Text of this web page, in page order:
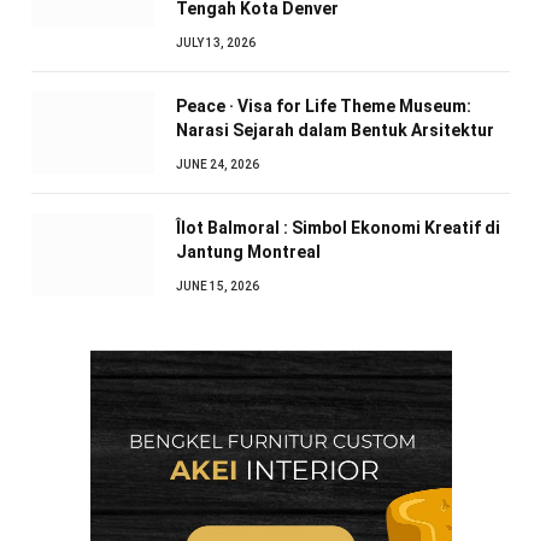
Tengah Kota Denver
JULY 13, 2026
Peace · Visa for Life Theme Museum:
Narasi Sejarah dalam Bentuk Arsitektur
JUNE 24, 2026
Îlot Balmoral : Simbol Ekonomi Kreatif di
Jantung Montreal
JUNE 15, 2026